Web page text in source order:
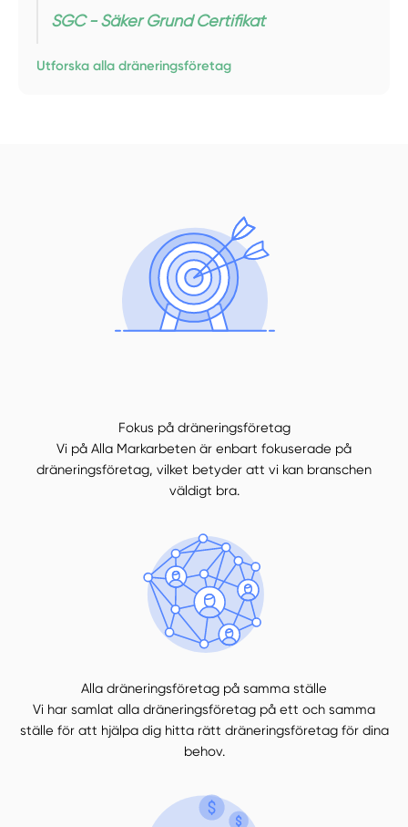
SGC - Säker Grund Certifikat
Utforska alla dräneringsföretag
Fokus på dräneringsföretag
Vi på Alla Markarbeten är enbart fokuserade på
dräneringsföretag, vilket betyder att vi kan branschen
väldigt bra.
Alla dräneringsföretag på samma ställe
Vi har samlat alla dräneringsföretag på ett och samma
ställe för att hjälpa dig hitta rätt dräneringsföretag för dina
behov.